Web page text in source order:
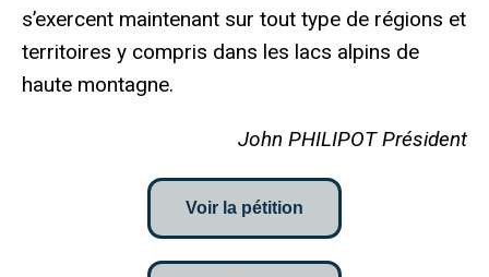
s’exercent maintenant sur tout type de régions et
territoires y compris dans les lacs alpins de
haute montagne.
John PHILIPOT Président
Voir la pétition